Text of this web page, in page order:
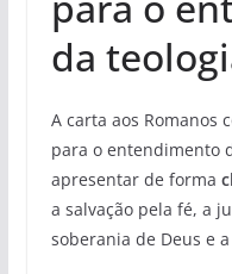
da
A carta aos Romanos
para o entendimento
apresentar de forma
a salvação pela fé, a
soberania de Deus e